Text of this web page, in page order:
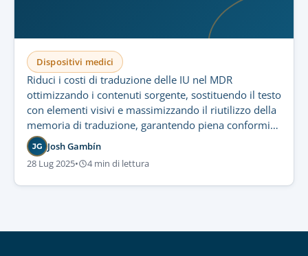
Dispositivi medici
Riduci i costi di traduzione delle IU nel MDR
ottimizzando i contenuti sorgente, sostituendo il testo
con elementi visivi e massimizzando il riutilizzo della
memoria di traduzione, garantendo piena conformità
normativa.
JG Josh Gambín
28 Lug 2025• 4 min di lettura